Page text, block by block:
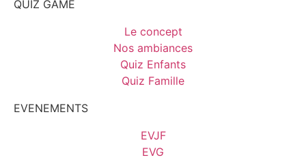
QUIZ GAME
Le concept
Nos ambiances
Quiz Enfants
Quiz Famille
EVENEMENTS
EVJF
EVG